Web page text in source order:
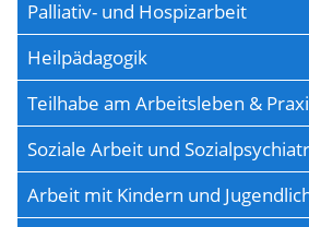
Palliativ- und Hospizarbeit
Heilpädagogik
Teilhabe am Arbeitsleben &
Soziale Arbeit und
Arbeit mit Kindern und